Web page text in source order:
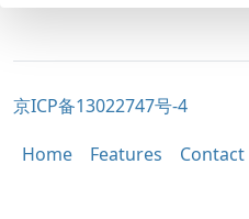
京ICP备13022747号-4
Home Features Contact